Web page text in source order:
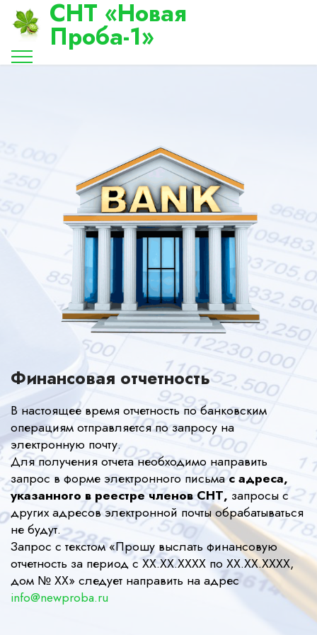
СНТ «Новая
Проба-1»
Финансовая отчетность
В настоящее время отчетность по банковским
операциям отправляется по запросу на
электронную почту.
Для получения отчета необходимо направить
запрос в форме электронного письмас адреса,
указанного в реестре членов СНТ, запросы с
других адресов электронной почты обрабатываться
не будут.
Запрос c текстом «Прошу выслать финансовую
отчетность за период с ХХ.ХХ.ХХХХ по ХХ.ХХ.ХХХХ,
дом № ХХ» следует направить на адрес
info@newproba.ru